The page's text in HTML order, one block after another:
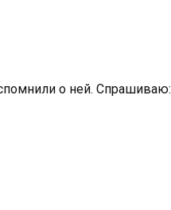
о ней. Спрашиваю: